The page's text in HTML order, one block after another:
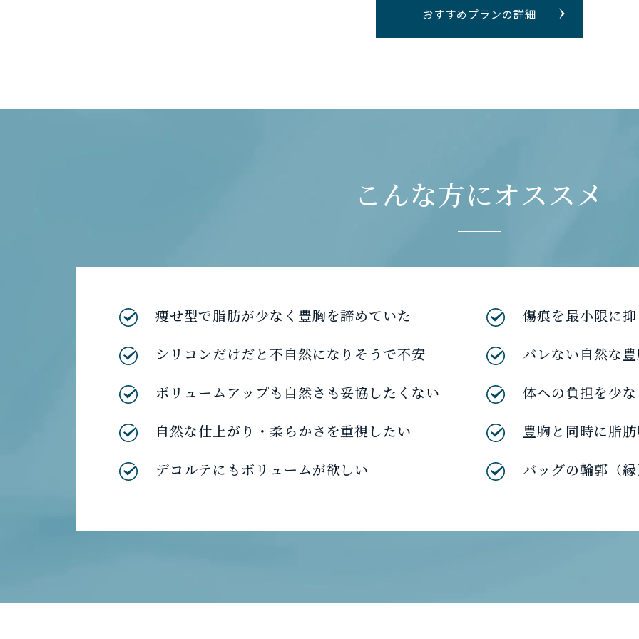
おすすめプランの詳細
こんな方にオススメ
痩せ型で脂肪が少なく豊胸を諦めていた
シリコンだけだと不自然になりそうで不安
ボリュームアップも自然さも妥協したくない
自然な仕上がり・柔らかさを重視したい
デコルテにもボリュームが欲しい
傷痕を最小限に
バレない自然な
体への負担を少
豊胸と同時に脂
バッグの輪郭（